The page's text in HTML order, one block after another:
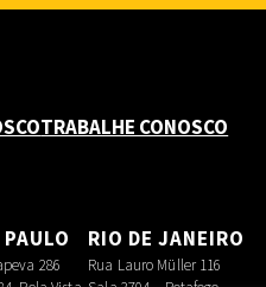
TRABALHE CONOSCO
286
RIO DE JANEIRO
Rua Lauro Müller 116